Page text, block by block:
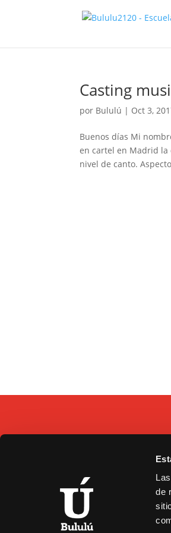
de
Casting
por Bululú | Oct 3,
Buenos días Mi
en cartel en Madrid la
nivel de canto.